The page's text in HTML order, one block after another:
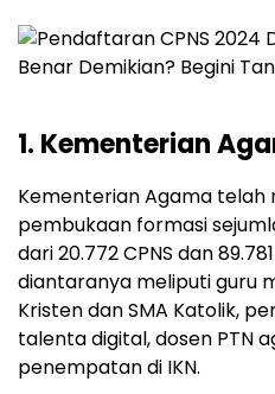
1. Kementerian
Kementerian Agama telah
pembukaan formasi
dari 20.772 CPNS dan
diantaranya meliputi guru
Kristen dan SMA Katolik,
talenta digital, dosen PTN
penempatan di IKN.